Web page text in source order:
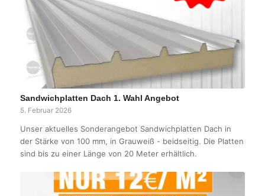
Sandwichplatten Dach 1. Wahl Angebot
5. Februar 2026
Unser aktuelles Sonderangebot Sandwichplatten Dach in
der Stärke von 100 mm, in Grauweiß - beidseitig. Die Platten
sind bis zu einer Länge von 20 Meter erhältlich.